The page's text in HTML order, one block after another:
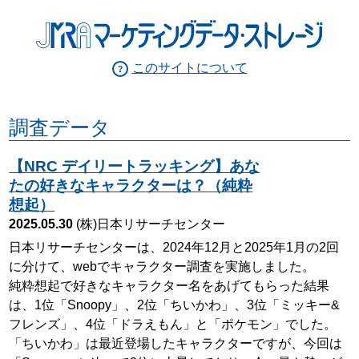
このサイトについて
調査データ
【NRC デイリートラッキング】あな
たの好きなキャラクターは？（純粋
想起）
2025.05.30 (株)日本リサーチセンター
日本リサーチセンターは、2024年12月と2025年1月の2回
に分けて、webでキャラクター調査を実施しました。
純粋想起で好きなキャラクター名をあげてもらった結果
は、1位「Snoopy」、2位「ちいかわ」、3位「ミッキー&
フレンズ」、4位「ドラえもん」と「ポケモン」でした。
「ちいかわ」は最近登場したキャラクターですが、今回は